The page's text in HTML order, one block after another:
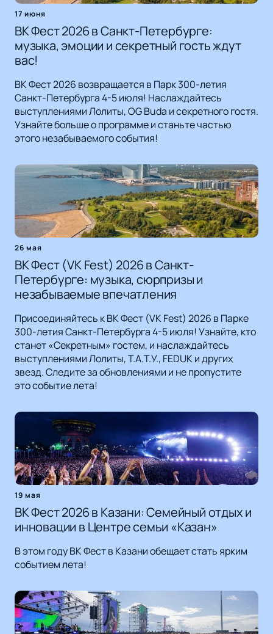
17 июня
ВК Фест 2026 в Санкт-Петербурге:
музыка, эмоции и секретный гость ждут
вас!
ВК Фест 2026 возвращается в Парк 300-летия
Санкт-Петербурга 4-5 июля! Наслаждайтесь
выступлениями Лолиты, OG Buda и секретного гостя.
Узнайте больше о программе и станьте частью
этого незабываемого события!
26 мая
ВК Фест (VK Fest) 2026 в Санкт-
Петербурге: музыка, сюрпризы и
незабываемые впечатления
Присоединяйтесь к ВК Фест (VK Fest) 2026 в Парке
300-летия Санкт-Петербурга 4-5 июля! Узнайте, кто
станет «Секретным» гостем, и наслаждайтесь
выступлениями Лолиты, Т.А.Т.У., FEDUK и других
звезд. Следите за обновлениями и не пропустите
это событие лета!
19 мая
ВК Фест 2026 в Казани: Семейный отдых и
инновации в Центре семьи «Казан»
В этом году ВК Фест в Казани обещает стать ярким
событием лета!